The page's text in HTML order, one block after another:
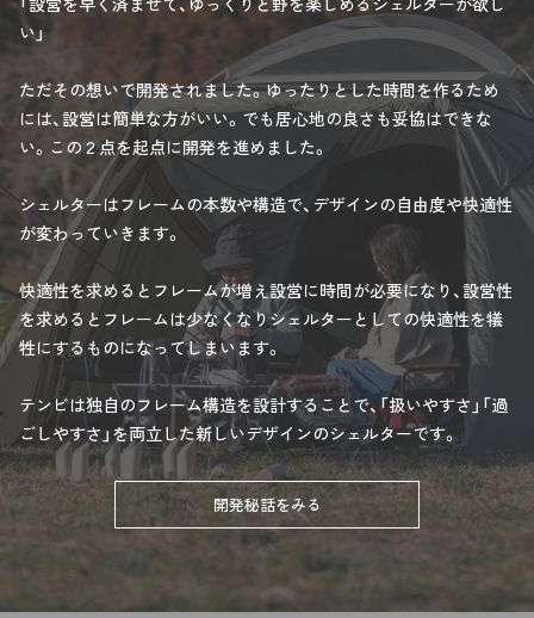
い」
ただその想いで開発されました。ゆったりとした時間を作るため
には、設営は簡単な方がいい。でも居心地の良さも妥協はできな
い。この２点を起点に開発を進めました。
シェルターはフレームの本数や構造で、デザインの自由度や快適性
が変わっていきます。
快適性を求めるとフレームが増え設営に時間が必要になり、設営性
を求めるとフレームは少なくなりシェルターとしての快適性を犠
牲にするものになってしまいます。
テンビは独自のフレーム構造を設計することで、「扱いやすさ」「過
ごしやすさ」を両立した新しいデザインのシェルターです。
開発秘話をみる